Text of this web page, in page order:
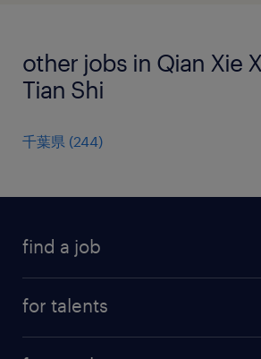
other jobs in Qian Xie
Tian Shi
千葉県 (244)
find a job
for talents